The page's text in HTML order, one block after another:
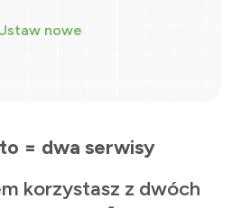
nowe
= dwa serwisy
korzystasz z dwóch